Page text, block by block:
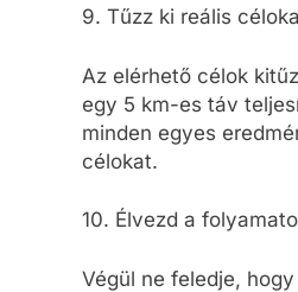
9. Tűzz ki reális
Az elérhető célok
egy 5 km-es táv
minden egyes
célokat.
10. Élvezd a
Végül ne feledje,